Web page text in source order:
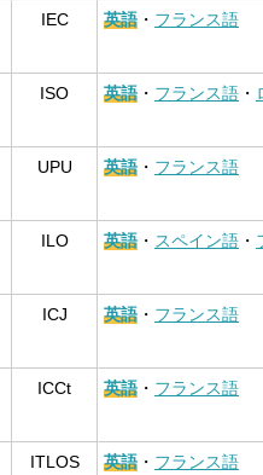
IEC 英語 ・ フランス語
ISO 英語 ・ フランス語 ・
UPU 英語 ・ フランス語
ILO 英語 ・ スペイン語 ・
ICJ 英語 ・ フランス語
ICCt 英語 ・ フランス語
ITLOS 英語 ・ フランス語